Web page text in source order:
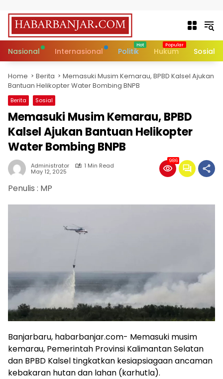
Nasional Internasional Politik Hukum Sosial
Home Berita
Memasuki Musim Kemarau, BPBD Kalsel Ajukan
Bantuan Helikopter Water Bombing BNPB
Berita Sosial
Memasuki Musim Kemarau, BPBD
Kalsel Ajukan Bantuan Helikopter
Water Bombing BNPB
Administrator 1 Min Read
May 12, 2025
986
Penulis : MP
Banjarbaru, habarbanjar.com- Memasuki musim
kemarau, Pemerintah Provinsi Kalimantan Selatan
dan BPBD Kalsel tingkatkan kesiapsiagaan ancaman
kebakaran hutan dan lahan (karhutla).